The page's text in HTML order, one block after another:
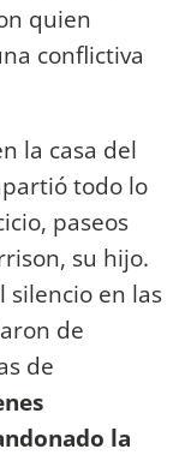
quien
conflictiva
la casa del
todo lo
paseos
su hijo.
silencio en las
de
de
la